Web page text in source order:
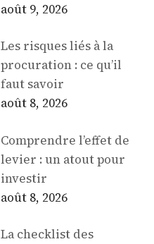
août 9, 2026
Les risques liés à la
procuration : ce qu’il
faut savoir
août 8, 2026
Comprendre l’effet de
levier : un atout pour
investir
août 8, 2026
La checklist des